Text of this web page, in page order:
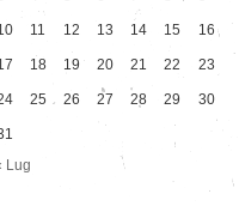
11 12 13 14 15 16
18 19 20 21 22 23
25 26 27 28 29 30
Lug